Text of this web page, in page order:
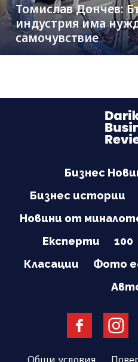
Томислав Дончев:
индустрия има
самочувствие
Бизнес
Бизнес истории
Новини от
Експерти
100
Класации
Фото